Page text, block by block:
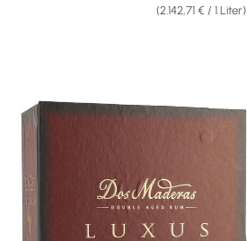
(2.142,71 € / 1 Liter)